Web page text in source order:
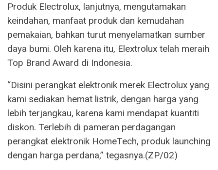
Produk Electrolux, lanjutnya, mengutamakan
keindahan, manfaat produk dan kemudahan
pemakaian, bahkan turut menyelamatkan sumber
daya bumi. Oleh karena itu, Elextrolux telah meraih
Top Brand Award di Indonesia.
“Disini perangkat elektronik merek Electrolux yang
kami sediakan hemat listrik, dengan harga yang
lebih terjangkau, karena kami mendapat kuantiti
diskon. Terlebih di pameran perdagangan
perangkat elektronik HomeTech, produk launching
dengan harga perdana,” tegasnya.(ZP/02)